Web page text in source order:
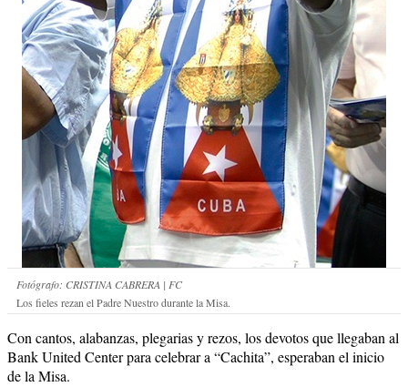
Fotógrafo: CRISTINA CABRERA | FC
Los fieles rezan el Padre Nuestro durante la Misa.
Con cantos, alabanzas, plegarias y rezos, los devotos que llegaban al
Bank United Center para celebrar a “Cachita”, esperaban el inicio
de la Misa.